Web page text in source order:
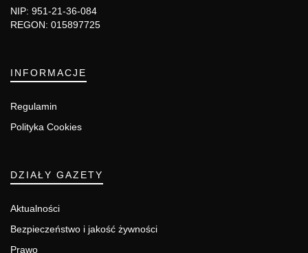
NIP: 951-21-36-084
REGON: 015897725
INFORMACJE
Regulamin
Polityka Cookies
DZIAŁY GAZETY
Aktualności
Bezpieczeństwo i jakość żywności
Prawo